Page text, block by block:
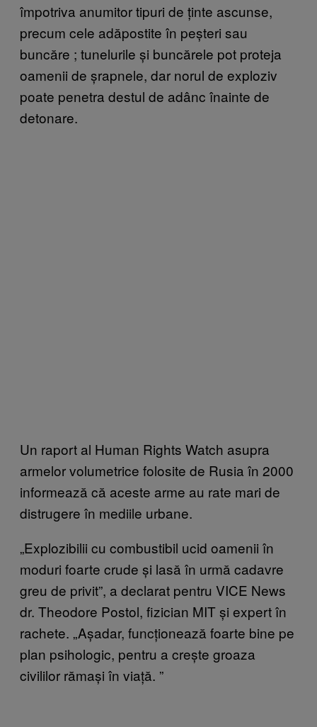
împotriva anumitor tipuri de ținte ascunse,
precum cele adăpostite în peșteri sau
buncăre ; tunelurile și buncărele pot proteja
oamenii de șrapnele, dar norul de exploziv
poate penetra destul de adânc înainte de
detonare.
Un raport al Human Rights Watch asupra
armelor volumetrice folosite de Rusia în 2000
informează că aceste arme au rate mari de
distrugere în mediile urbane.
„Explozibilii cu combustibil ucid oamenii în
moduri foarte crude și lasă în urmă cadavre
greu de privit”, a declarat pentru VICE News
dr. Theodore Postol, fizician MIT și expert în
rachete. „Așadar, funcționează foarte bine pe
plan psihologic, pentru a crește groaza
civililor rămași în viață. ”